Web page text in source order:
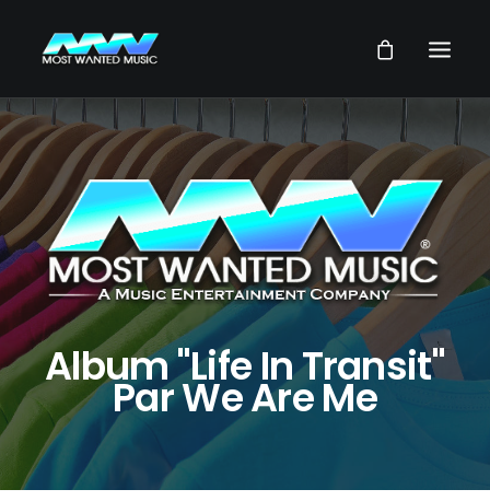
NEWS
ARTISTES
MUSIQUES
VIDEOS
SERVICES
STORE
NOTRE GROUPE
RECHERCHE
Album "Life In Transit"
Par We Are Me